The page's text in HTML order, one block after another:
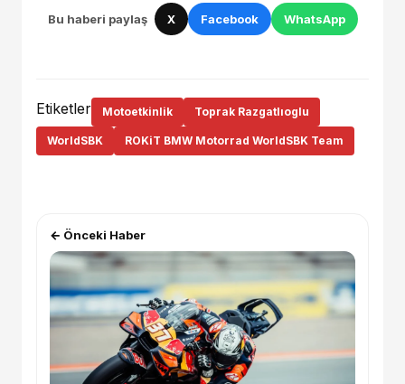
Bu haberi paylaş X Facebook WhatsApp
Etiketler Motoetkinlik Toprak Razgatlıoglu
WorldSBK ROKiT BMW Motorrad WorldSBK Team
← Önceki Haber